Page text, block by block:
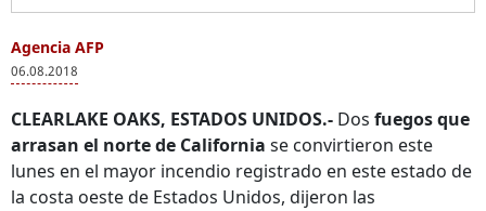
Agencia AFP
06.08.2018
CLEARLAKE OAKS, ESTADOS UNIDOS.- Dos fuegos que
arrasan el norte de California se convirtieron este
lunes en el mayor incendio registrado en este estado de
la costa oeste de Estados Unidos, dijeron las